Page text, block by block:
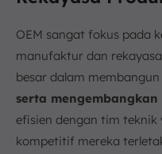
OEM sangat fokus pada
manufaktur dan
besar dalam membangun
serta
efisien dengan tim teknik
kompetitif mereka